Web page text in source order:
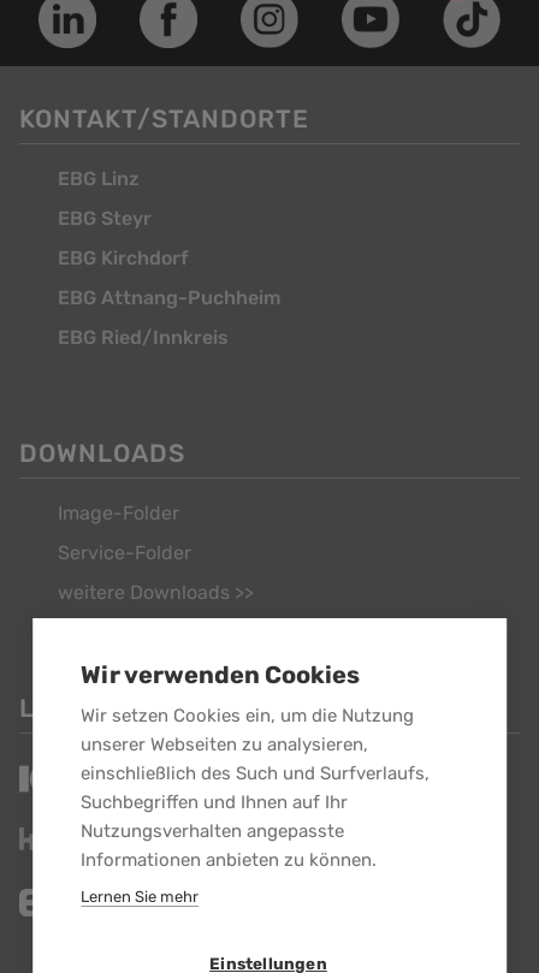
Wir verwenden Cookies
Wir setzen Cookies ein, um die Nutzung
unserer Webseiten zu analysieren,
einschließlich des Such und Surfverlaufs,
Suchbegriffen und Ihnen auf Ihr
Nutzungsverhalten angepasste
Informationen anbieten zu können.
Lernen Sie mehr
Einstellungen
KONTAKT/STANDORTE
EBG Linz
EBG Steyr
EBG Kirchdorf
EBG Attnang-Puchheim
EBG Ried/Innkreis
DOWNLOADS
Image-Folder
Service-Folder
weitere Downloads >>
LINKS